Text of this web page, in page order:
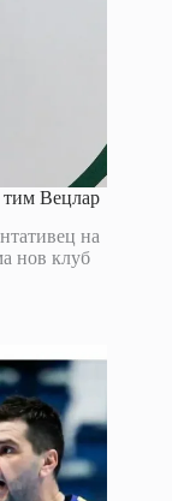
Вецлар
на
нов клуб